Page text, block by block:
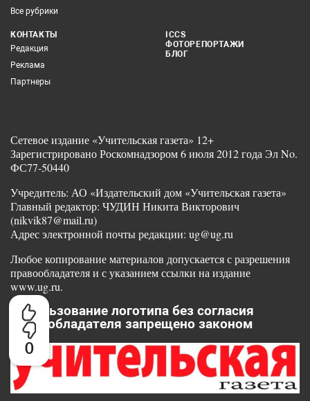
0
Все рубрики
КОНТАКТЫ
Редакция
Реклама
Партнеры
ICCS
ФОТОРЕПОРТАЖИ
БЛОГ
Сетевое издание «Учительская газета» 12+
Зарегистрировано Роскомнадзором 6 июля 2012 года Эл No.
ФС77-50440
Учредитель: АО «Издательский дом «Учительская газета»
Главный редактор: ЧУДИН Никита Викторович
(nikvik87@mail.ru)
Адрес электронной почты редакции: ug@ug.ru
Любое копирование материалов допускается с разрешения
правообладателя и с указанием ссылки на издание
www.ug.ru.
Использование логотипа без согласия
правообладателя запрещено законом